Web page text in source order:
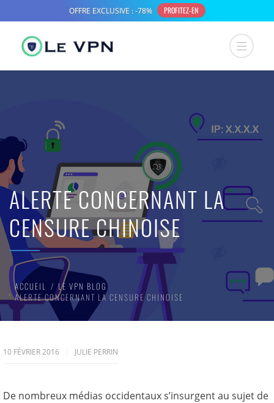
ALERTE CONCERNANT LA
CENSURE CHINOISE
ACCUEIL
LE VPN BLOG
ALERTE CONCERNANT LA CENSURE CHINOISE
10 FÉVRIER 2016 JULIE PERRIN
De nombreux médias occidentaux s’insurgent au sujet de